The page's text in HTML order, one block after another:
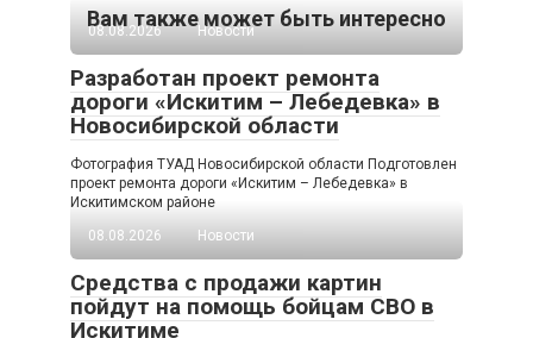
Вам также может быть интересно
08.08.2026 Новости
Разработан проект ремонта
дороги «Искитим – Лебедевка» в
Новосибирской области
Фотография ТУАД Новосибирской области Подготовлен
проект ремонта дороги «Искитим – Лебедевка» в
Искитимском районе
08.08.2026
Новости
Средства с продажи картин
пойдут на помощь бойцам СВО в
Искитиме